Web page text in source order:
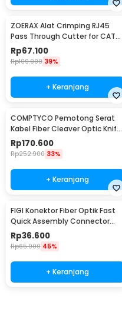
ZOERAX Alat Crimping RJ45
Pass Through Cutter for CAT6
CAT5 CAT5E - 6088
Rp67.100
Rp109.900 39%
+ Keranjang
COMPTYCO Pemotong Serat
Kabel Fiber Cleaver Optic Knife
16 Point Blade - SKL-6C
Rp170.600
Rp252.900 33%
+ Keranjang
FIGI Konektor Fiber Optik Fast
Quick Assembly Connector
SC/UPC 10 PCS - FG010
Rp36.600
Rp65.900 45%
+ Keranjang